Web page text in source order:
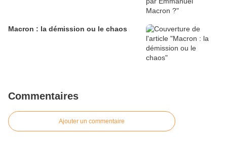
Macron : la démission ou le chaos
Commentaires
Ajouter un commentaire